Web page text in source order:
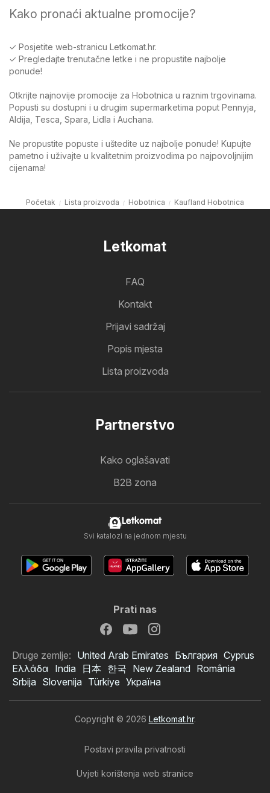
Kako pronaći aktualne promocije?
✓ Posjetite web-stranicu Letkomat.hr.
✓ Pregledajte trenutačne letke i ne propustite najbolje
ponude!
Otkrijte najnovije promocije za Hobotnica u raznim trgovinama.
Popusti su dostupni i u drugim supermarketima poput Pennyja,
Aldija, Tesca, Spara, Lidla i Auchana.
Ne propustite popuste i uštedite uz najbolje ponude! Kupujte
pametno i uživajte u kvalitetnim proizvodima po najpovoljnijim
cijenama!
Početak Lista proizvoda Hobotnica Kaufland Hobotnica
Letkomat
FAQ
Kontakt
Prijavi sadržaj
Popis mjesta
Lista proizvoda
Partnerstvo
Kako oglašavati
B2B zona
Letkomat
Svi katalozi na jednom mjestu
Prati nas
Druge zemlje: United Arab Emirates България Cyprus
Ελλάδα India 日本 한국 New Zealand România
Srbija Slovenija Türkiye Україна
Copyright © 2026 Letkomat.hr.
Postavi pravila privatnosti
Uvjeti korištenja web stranice